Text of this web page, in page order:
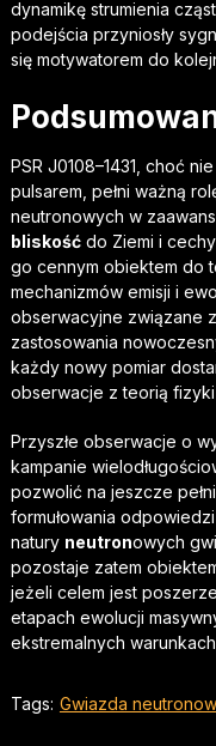
dynamikę strumienia
podejścia przyniosły
się motywatorem do
PSR J0108–1431, choć
pulsarem, pełni ważną
neutronowych w
bliskośćdo Ziemi i
go cennym obiektem do
mechanizmów emisji i
obserwacyjne związane
zastosowania
każdy nowy pomiar
obserwacje z teorią fizyki
Przyszłe obserwacje o
kampanie
pozwolić na jeszcze
formułowania
natury neutronowych
pozostaje zatem
jeżeli celem jest
etapach ewolucji
ekstremalnych
Tags: Gwiazda